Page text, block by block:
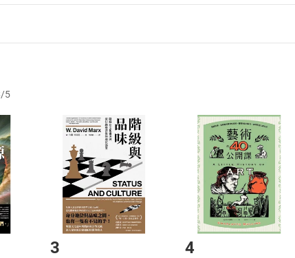
通訊交易解除權合理例外情事適用準則第2條第5款之規定，
店鋪所銷售之商品為電子書，屬非以有形媒介提供之數位
入樂天市場，並於「我的訂單」中點選「瀏覽訂單明細」
通過後將為您辦理退款事宜。
消/退貨，恕無法以單支商品取消/退貨。
登入帳號
Login
付款方式
Payment
Step2.登入帳號，下載書籍後看
5
3 4